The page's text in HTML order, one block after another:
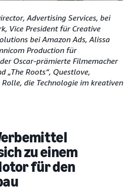
Advertising Services, bei
Vice President für Creative
bei Amazon Ads, Alissa
Production für
Oscar-prämierte Filmemacher
„The Roots“, Questlove,
die Technologie im kreativen
zu einem
für den